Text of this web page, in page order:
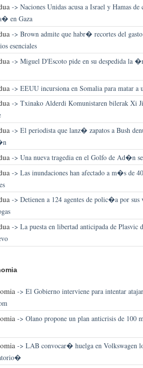
-> Naciones Unidas acusa a Israel y Hamas
en Gaza
-> Brown admite que habr� recortes del
esenciales
-> Miguel D'Escoto pide en su despedida la
-> EEUU incursiona en Somalia para matar a
-> Txinako Alderdi Komunistaren bilerak Xi
-> El periodista que lanz� zapatos a Bush
-> Una nueva tragedia en el Golfo de Ad�n
-> Las inundaciones han afectado a m�s de
-> Detienen a 124 agentes de polic�a por
-> La puesta en libertad anticipada de Plasvic
-> El Gobierno interviene para intentar
-> Olano propone un plan anticrisis de 100
-> LAB convocar� huelga en Volkswagen